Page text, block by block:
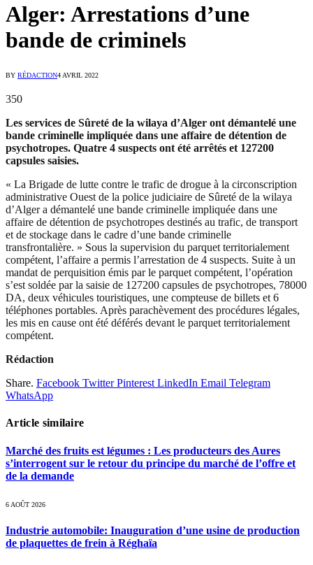
Alger: Arrestations d’une
bande de criminels
BY RÉDACTION4 AVRIL 2022
350
Les services de Sûreté de la wilaya d’Alger ont démantelé une
bande criminelle impliquée dans une affaire de détention de
psychotropes. Quatre 4 suspects ont été arrêtés et 127200
capsules saisies.
« La Brigade de lutte contre le trafic de drogue à la circonscription
administrative Ouest de la police judiciaire de Sûreté de la wilaya
d’Alger a démantelé une bande criminelle impliquée dans une
affaire de détention de psychotropes destinés au trafic, de transport
et de stockage dans le cadre d’une bande criminelle
transfrontalière. » Sous la supervision du parquet territorialement
compétent, l’affaire a permis l’arrestation de 4 suspects. Suite à un
mandat de perquisition émis par le parquet compétent, l’opération
s’est soldée par la saisie de 127200 capsules de psychotropes, 78000
DA, deux véhicules touristiques, une compteuse de billets et 6
téléphones portables. Après parachèvement des procédures légales,
les mis en cause ont été déférés devant le parquet territorialement
compétent.
Rédaction
Share. Facebook Twitter Pinterest LinkedIn Email Telegram
WhatsApp
Article similaire
Marché des fruits est légumes : Les producteurs des Aures
s’interrogent sur le retour du principe du marché de l’offre et
de la demande
6 AOÛT 2026
Industrie automobile: Inauguration d’une usine de production
de plaquettes de frein à Réghaïa